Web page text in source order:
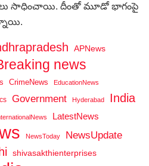
సాధించాయి. దీంతో మూడో భాగంపై
APNews
news
CrimeNews EducationNews
Government Hyderabad India
LatestNews
NewsToday NewsUpdate
shivasakthienterprises